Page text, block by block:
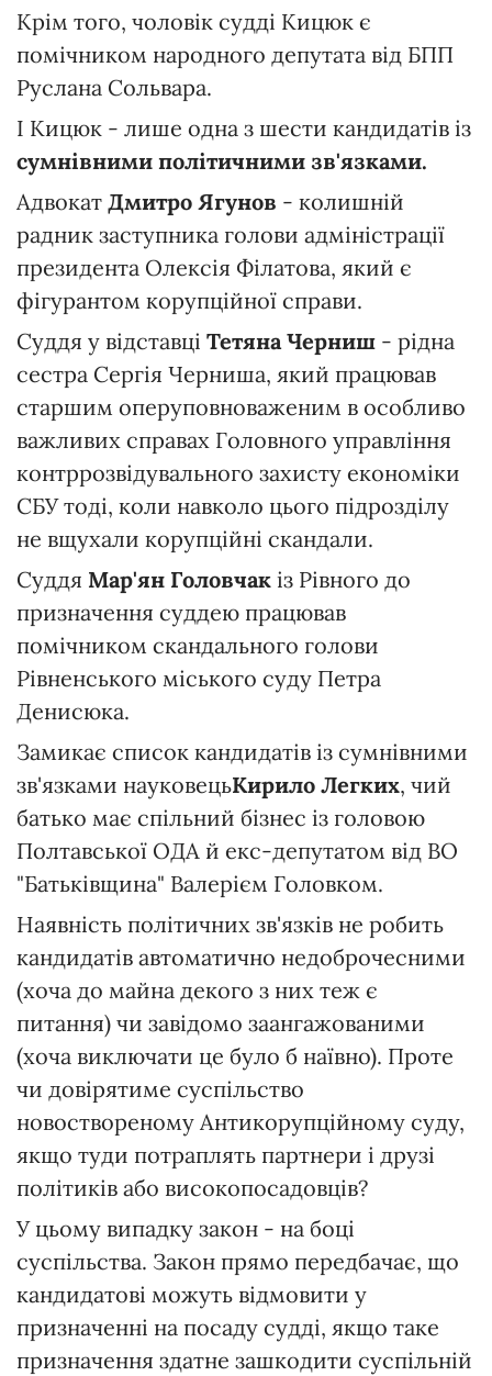
Крім того, чоловік судді Кицюк є
помічником народного депутата від БПП
Руслана Сольвара.
І Кицюк - лише одна з шести кандидатів із
сумнівними політичними зв'язками.
Адвокат Дмитро Ягунов - колишній
радник заступника голови адміністрації
президента Олексія Філатова, який є
фігурантом корупційної справи.
Суддя у відставці Тетяна Черниш - рідна
сестра Сергія Черниша, який працював
старшим оперуповноваженим в особливо
важливих справах Головного управління
контррозвідувального захисту економіки
СБУ тоді, коли навколо цього підрозділу
не вщухали корупційні скандали.
Суддя Мар'ян Головчак із Рівного до
призначення суддею працював
помічником скандального голови
Рівненського міського суду Петра
Денисюка.
Замикає список кандидатів із сумнівними
зв'язками науковецьКирило Легких, чий
батько має спільний бізнес із головою
Полтавської ОДА й екс-депутатом від ВО
"Батьківщина" Валерієм Головком.
Наявність політичних зв'язків не робить
кандидатів автоматично недоброчесними
(хоча до майна декого з них теж є
питання) чи завідомо заангажованими
(хоча виключати це було б наївно). Проте
чи довірятиме суспільство
новоствореному Антикорупційному суду,
якщо туди потраплять партнери і друзі
політиків або високопосадовців?
У цьому випадку закон - на боці
суспільства. Закон прямо передбачає, що
кандидатові можуть відмовити у
призначенні на посаду судді, якщо таке
призначення здатне зашкодити суспільній